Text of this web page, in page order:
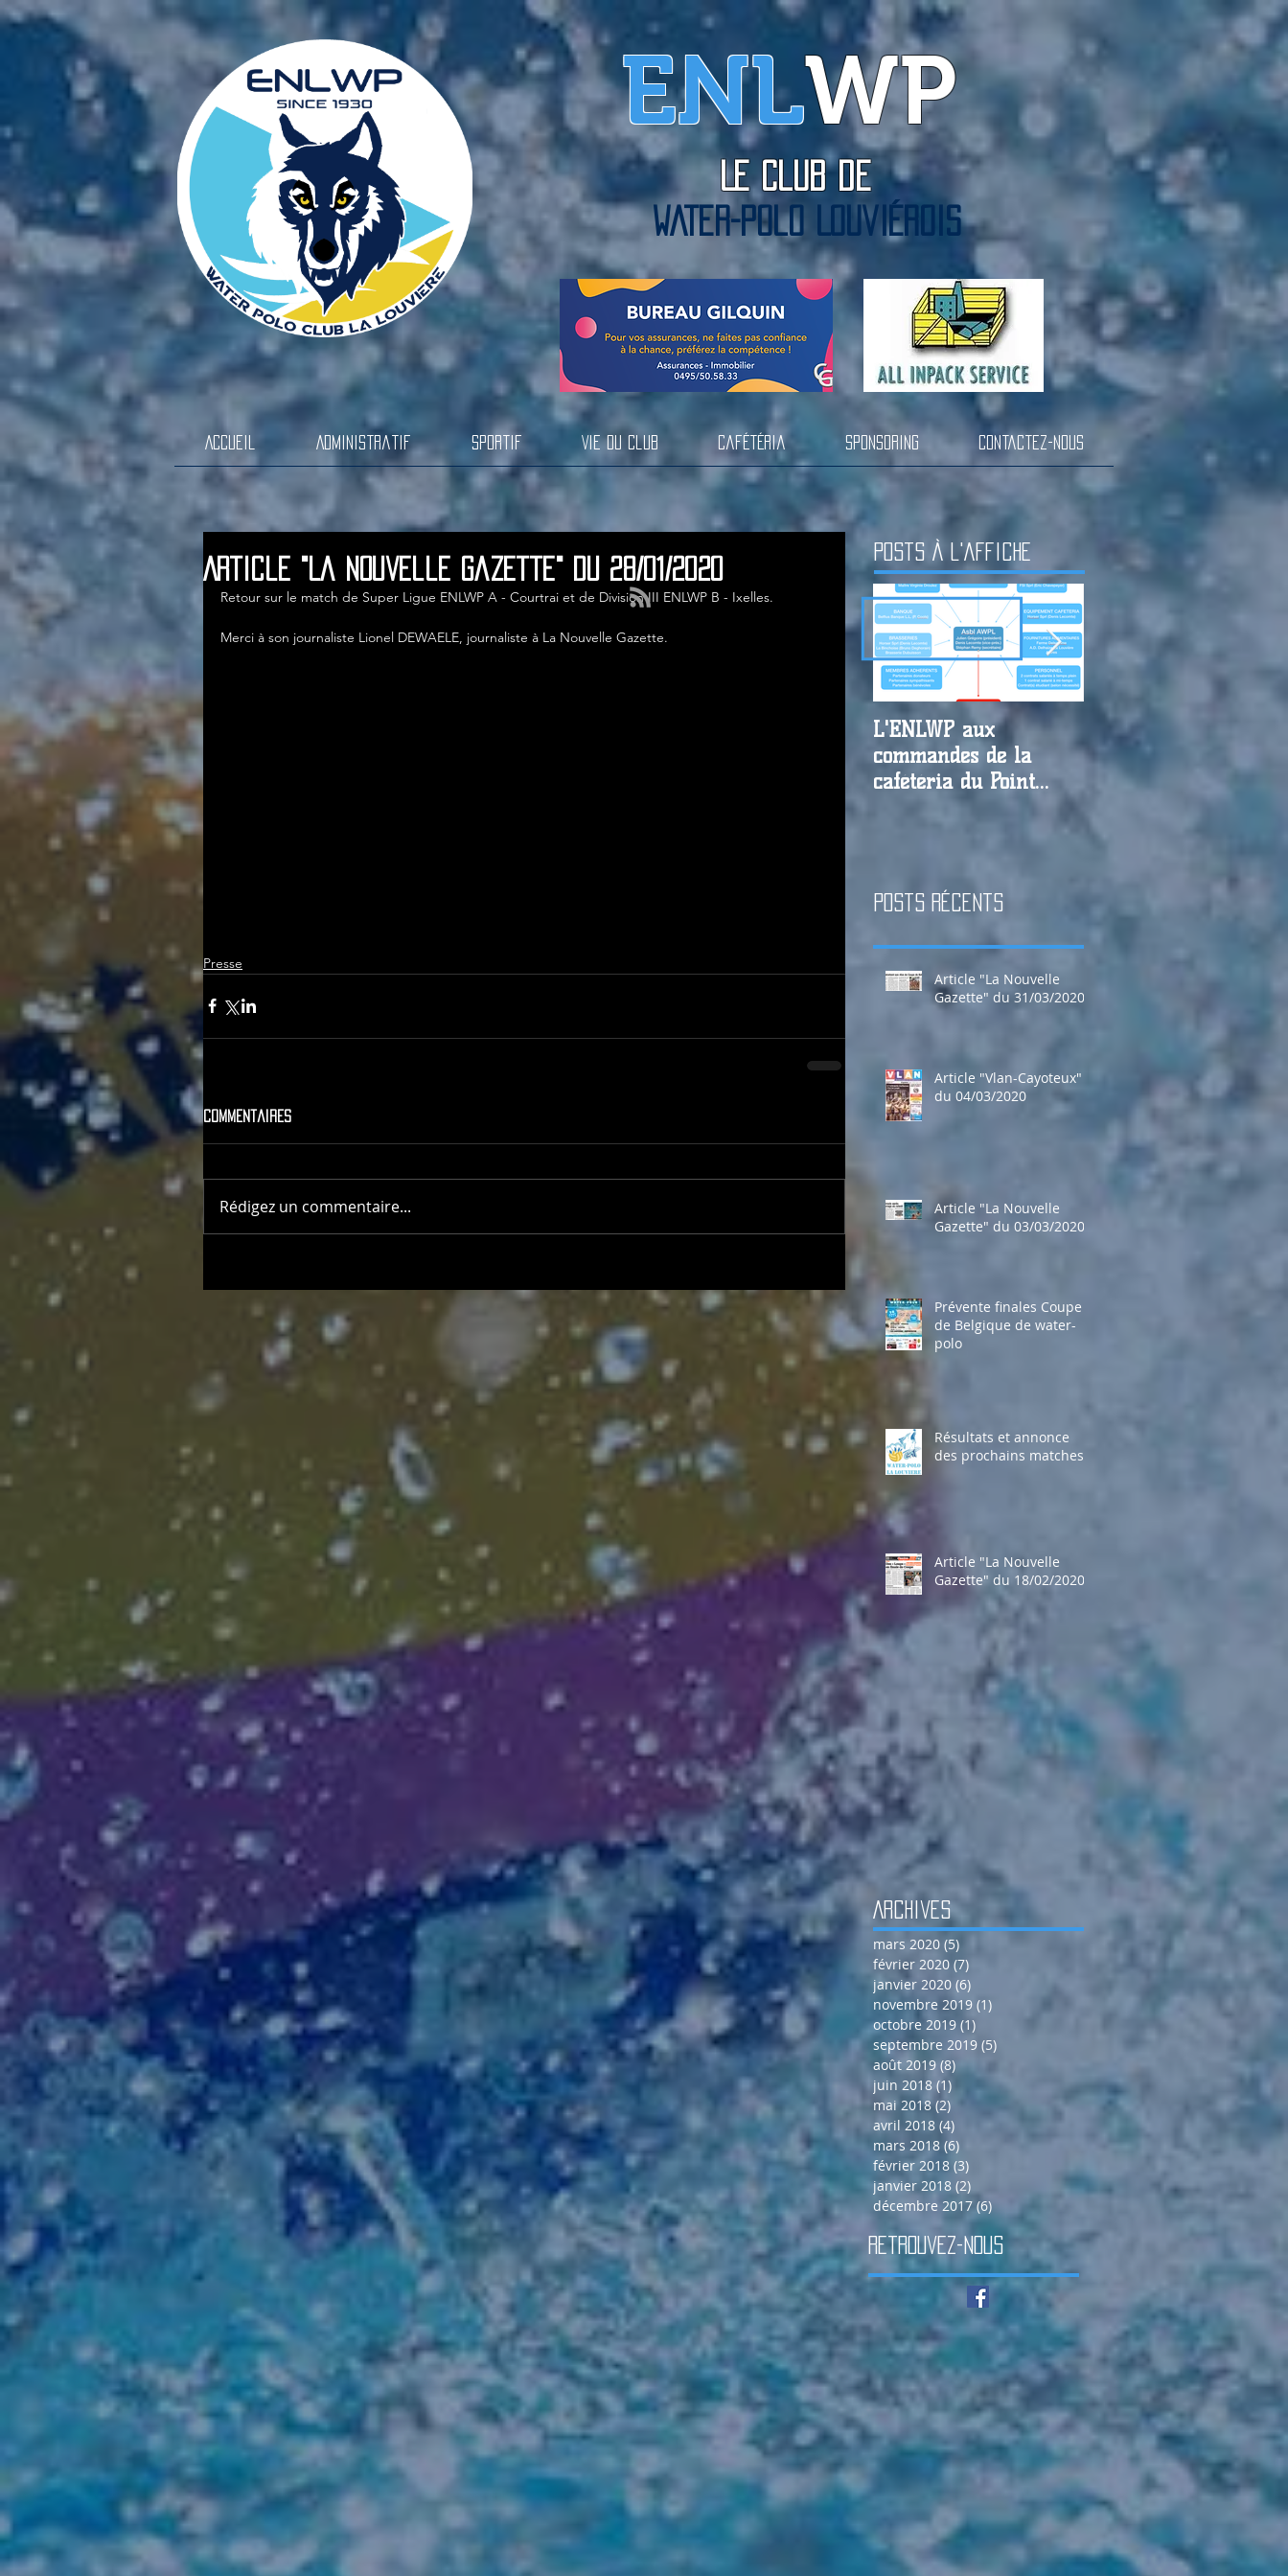
ENLWP
Le Club de
WATER-Polo Louviérois
Accueil Administratif Sportif Vie du club Cafétéria Sponsoring Contactez-nous
Article "La Nouvelle Gazette" du 28/01/2020
Retour sur le match de Super Ligue ENLWP A - Courtrai et de Division III ENLWP B - Ixelles.
Merci à son journaliste Lionel DEWAELE, journaliste à La Nouvelle Gazette.
Presse
Commentaires
Rédigez un commentaire...
Article "La Nouvelle
Gazette" du 31/03/2020
Article "Vlan-Cayoteux"
du 04/03/2020
Article "La Nouvelle
Gazette" du 03/03/2020
Prévente finales Coupe
de Belgique de water-
polo
Résultats et annonce
des prochains matches
Article "La Nouvelle
Gazette" du 18/02/2020
Posts Récents
L'ENLWP aux
commandes de la
cafétéria du Point
d'Eau. Appel à
Résultats matches des
27-28-29/09 et
annonce matches des
Posts à l'affiche
Archives
mars 2020 (5)
février 2020 (7)
janvier 2020 (6)
novembre 2019 (1)
octobre 2019 (1)
septembre 2019 (5)
août 2019 (8) 8 posts
juin 2018 (1)
mai 2018 (2)
avril 2018 (4) 4 posts
mars 2018 (6)
février 2018 (3)
janvier 2018 (2)
décembre 2017 (6)6 posts
Retrouvez-nous